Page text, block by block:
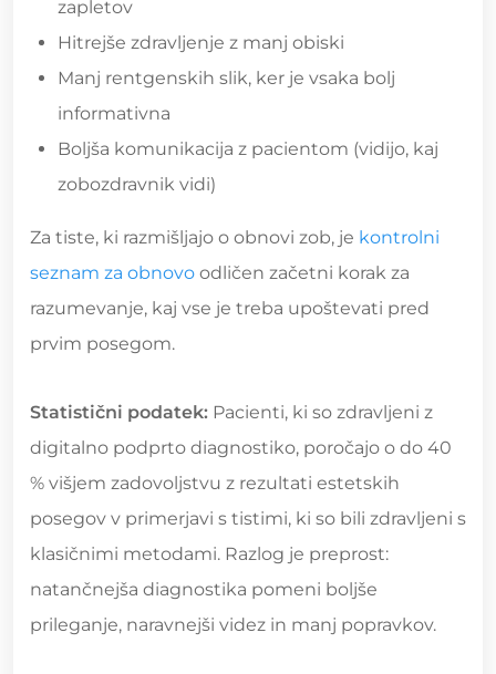
zapletov
Hitrejše zdravljenje z manj obiski
Manj rentgenskih slik, ker je vsaka bolj
informativna
Boljša komunikacija z pacientom (vidijo, kaj
zobozdravnik vidi)
Za tiste, ki razmišljajo o obnovi zob, je kontrolni
seznam za obnovo odličen začetni korak za
razumevanje, kaj vse je treba upoštevati pred
prvim posegom.
Statistični podatek: Pacienti, ki so zdravljeni z
digitalno podprto diagnostiko, poročajo o do 40
% višjem zadovoljstvu z rezultati estetskih
posegov v primerjavi s tistimi, ki so bili zdravljeni s
klasičnimi metodami. Razlog je preprost:
natančnejša diagnostika pomeni boljše
prileganje, naravnejši videz in manj popravkov.